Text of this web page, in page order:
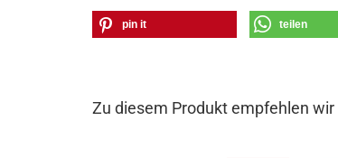
pin it teilen
Zu diesem Produkt empfehlen wir